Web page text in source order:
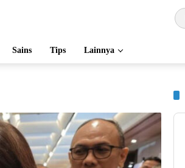
Sains Tips Lainnya